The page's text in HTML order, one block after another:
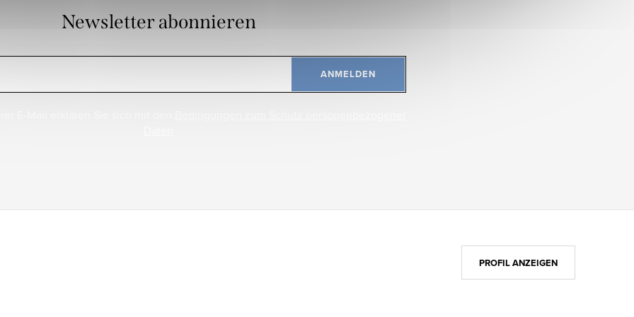
Newsletter abonnieren
ANMELDEN
PROFIL ANZEIGEN